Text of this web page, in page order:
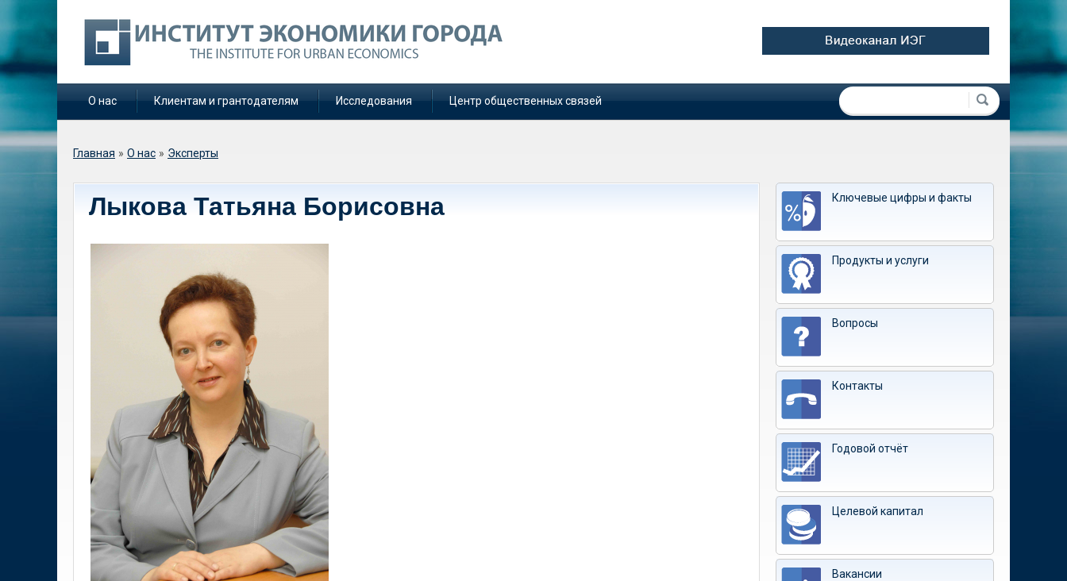
О нас Клиентам и грантодателям Исследования Центр общественных связей Форма поиска
Поиск
Вы здесь
Главная » О нас » Эксперты
Лыкова Татьяна Борисовна Ключевые цифры и факты
Продукты и услуги
Вопросы
Контакты
Годовой отчёт
Целевой капитал
Вакансии